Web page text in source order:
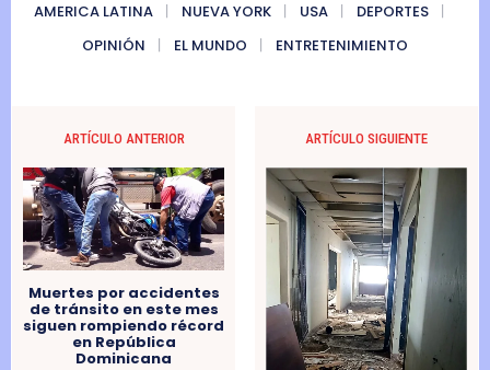
AMERICA LATINA NUEVA YORK USA
DEPORTES
OPINIÓN
EL MUNDO ENTRETENIMIENTO
ARTÍCULO ANTERIOR
Muertes por accidentes
de tránsito en este mes
siguen rompiendo récord
en República
Dominicana
ARTÍCULO SIGUIENTE